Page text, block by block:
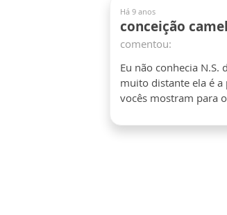
Há 9 anos
conceição
comentou:
Eu não conhecia
muito distante ela é a
vocês mostram para